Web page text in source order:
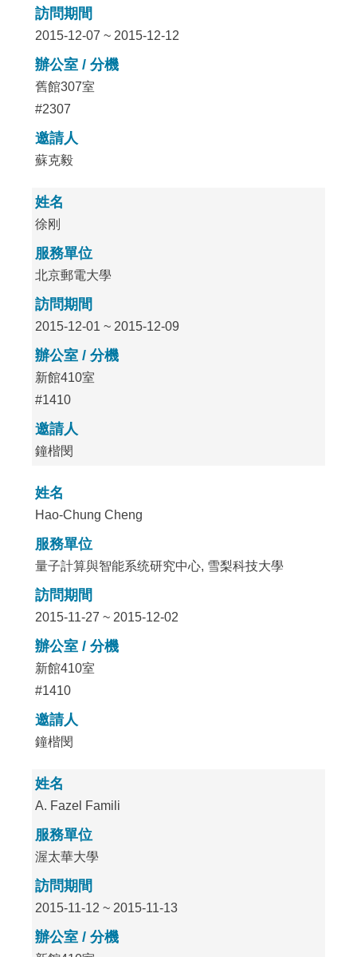
訪問期間
2015-12-07 ~ 2015-12-12
辦公室 / 分機
舊館307室
#2307
邀請人
蘇克毅
姓名
徐刚
服務單位
北京郵電大學
訪問期間
2015-12-01 ~ 2015-12-09
辦公室 / 分機
新館410室
#1410
邀請人
鐘楷閔
姓名
Hao-Chung Cheng
服務單位
量子計算與智能系统研究中心, 雪梨科技大學
訪問期間
2015-11-27 ~ 2015-12-02
辦公室 / 分機
新館410室
#1410
邀請人
鐘楷閔
姓名
A. Fazel Famili
服務單位
渥太華大學
訪問期間
2015-11-12 ~ 2015-11-13
辦公室 / 分機